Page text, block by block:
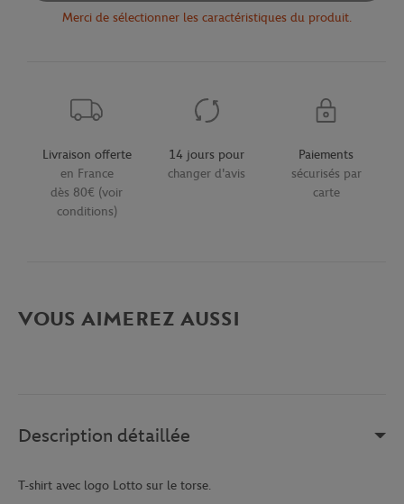
Merci de sélectionner les caractéristiques du produit.
Livraison offerte
en France
dès 80€ (voir
conditions)
14 jours pour
changer d'avis
Paiements
sécurisés par
carte
VOUS AIMEREZ AUSSI
Description détaillée
T-shirt avec logo Lotto sur le torse.